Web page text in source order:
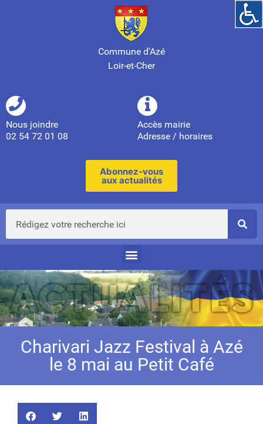
Commune d'Azé
Loir-et-Cher
Nous joindre
02 54 72 01 08
Accès mairie
Adresse / horaires
Abonnez-vous
aux actualités
Charivari Jazz Festival à Azé
le 8 mai au Petit Café